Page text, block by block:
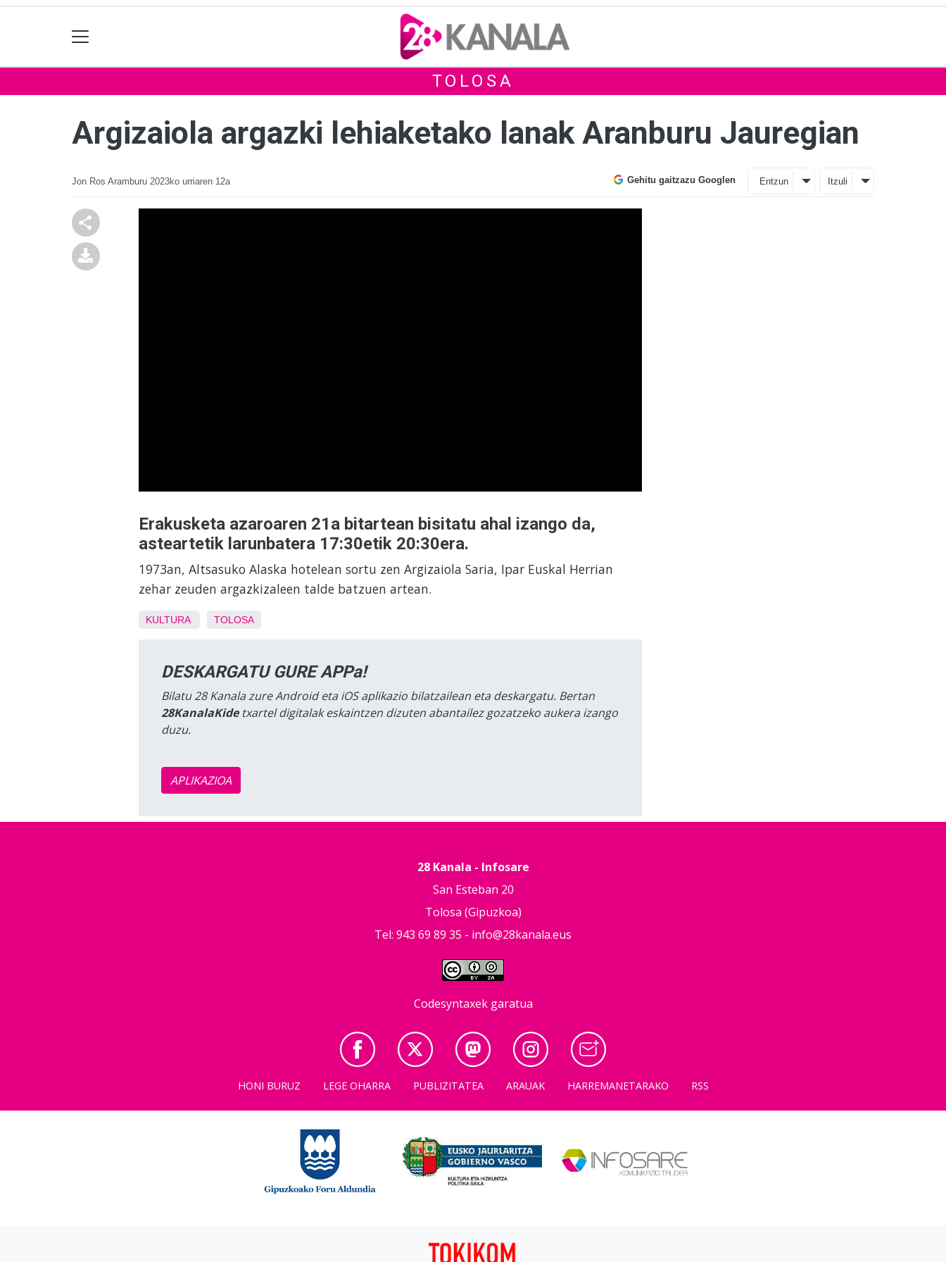
TOLOSA
Argizaiola argazki lehiaketako lanak Aranburu Jauregian
Jon Ros Aramburu 2023ko urriaren 12a Gehitu gaitzazu Googlen Entzun Itzuli
Erakusketa azaroaren 21a bitartean bisitatu ahal izango da,
asteartetik larunbatera 17:30etik 20:30era.
1973an, Altsasuko Alaska hotelean sortu zen Argizaiola Saria, Ipar Euskal Herrian
zehar zeuden argazkizaleen talde batzuen artean.
KULTURA TOLOSA
DESKARGATU GURE APPa!
Bilatu 28 Kanala zure Android eta iOS aplikazio bilatzailean eta deskargatu. Bertan
28KanalaKidetxartel digitalak eskaintzen dizuten abantailez gozatzeko aukera izango
duzu.
APLIKAZIOA
28 Kanala - Infosare
San Esteban 20
Tolosa (Gipuzkoa)
Tel: 943 69 89 35 - info@28kanala.eus
Codesyntaxek garatua
HONI BURUZ LEGE OHARRA PUBLIZITATEA ARAUAK HARREMANETARAKO RSS